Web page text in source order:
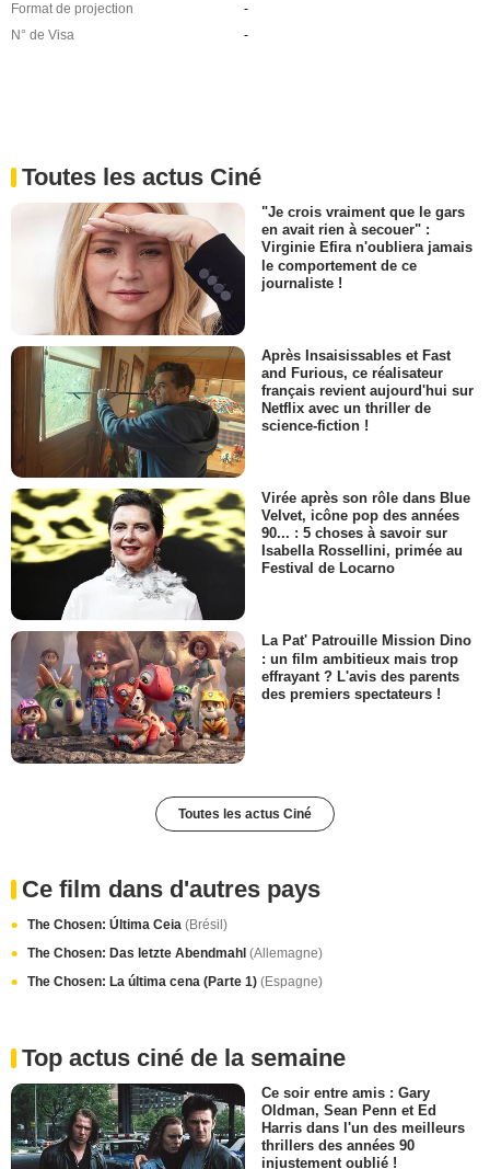
Format de projection
-
N° de Visa
-
Toutes les actus Ciné
"Je crois vraiment que le gars
en avait rien à secouer" :
Virginie Efira n'oubliera jamais
le comportement de ce
journaliste !
Après Insaisissables et Fast
and Furious, ce réalisateur
français revient aujourd'hui sur
Netflix avec un thriller de
science-fiction !
Virée après son rôle dans Blue
Velvet, icône pop des années
90... : 5 choses à savoir sur
Isabella Rossellini, primée au
Festival de Locarno
La Pat' Patrouille Mission Dino
: un film ambitieux mais trop
effrayant ? L'avis des parents
des premiers spectateurs !
Toutes les actus Ciné
Ce film dans d'autres pays
The Chosen: Última Ceia (Brésil)
The Chosen: Das letzte Abendmahl (Allemagne)
The Chosen: La última cena (Parte 1) (Espagne)
Top actus ciné de la semaine
Ce soir entre amis : Gary
Oldman, Sean Penn et Ed
Harris dans l'un des meilleurs
thrillers des années 90
injustement oublié !